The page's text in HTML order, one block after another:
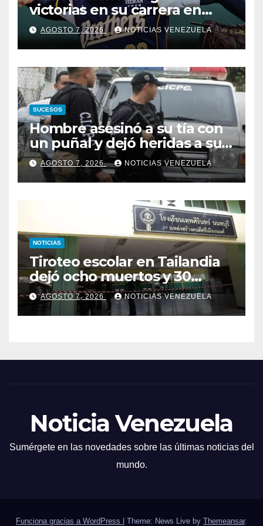
victorias en su carrera en
Taiwán
AGOSTO 7, 2026 NOTICIAS VENEZUELA
SUCESOS
Hombre asesinó a su tía con
un puñal y dejó heridas a su
prima y a otro familiar en
Bolívar
AGOSTO 7, 2026 NOTICIAS VENEZUELA
NOTICIAS
Tiroteo escolar en Tailandia
dejó ocho muertos y 30
heridos
AGOSTO 7, 2026 NOTICIAS VENEZUELA
Noticia Venezuela
Sumérgete en las novedades sobre las últimas noticias del
mundo.
Funciona gracias a WordPress Theme: News Live by Themeansar.